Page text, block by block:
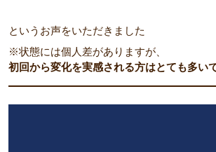
というお声をいただきました
※状態には個人差がありますが、
初回から変化を実感される方はとても多いで